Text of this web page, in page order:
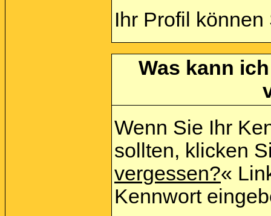
Ihr Profil
Was kann
Wenn Sie Ihr
sollten, klicken
vergessen?«
Kennwort